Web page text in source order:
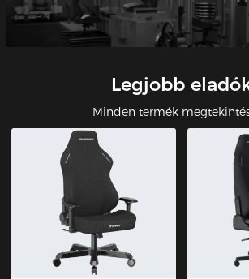
Legjobb
Minden termék